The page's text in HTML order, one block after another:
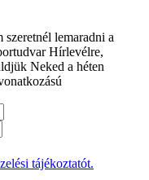
lemaradni a
Hírlevélre,
Neked a héten
tájékoztatót.